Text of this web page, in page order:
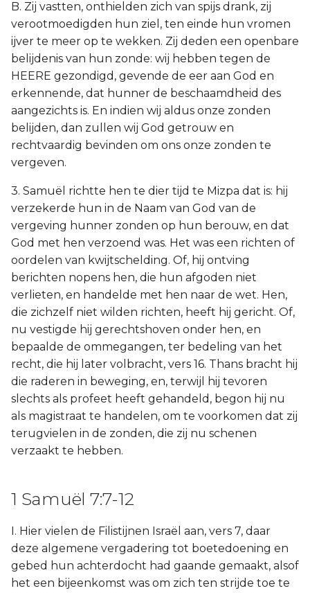
B. Zij vastten, onthielden zich van spijs drank, zij
verootmoedigden hun ziel, ten einde hun vromen
ijver te meer op te wekken. Zij deden een openbare
belijdenis van hun zonde: wij hebben tegen de
HEERE gezondigd, gevende de eer aan God en
erkennende, dat hunner de beschaamdheid des
aangezichts is. En indien wij aldus onze zonden
belijden, dan zullen wij God getrouw en
rechtvaardig bevinden om ons onze zonden te
vergeven.
3. Samuël richtte hen te dier tijd te Mizpa dat is: hij
verzekerde hun in de Naam van God van de
vergeving hunner zonden op hun berouw, en dat
God met hen verzoend was. Het was een richten of
oordelen van kwijtschelding. Of, hij ontving
berichten nopens hen, die hun afgoden niet
verlieten, en handelde met hen naar de wet. Hen,
die zichzelf niet wilden richten, heeft hij gericht. Of,
nu vestigde hij gerechtshoven onder hen, en
bepaalde de ommegangen, ter bedeling van het
recht, die hij later volbracht, vers 16. Thans bracht hij
die raderen in beweging, en, terwijl hij tevoren
slechts als profeet heeft gehandeld, begon hij nu
als magistraat te handelen, om te voorkomen dat zij
terugvielen in de zonden, die zij nu schenen
verzaakt te hebben.
1 Samuël 7:7-12
I. Hier vielen de Filistijnen Israël aan, vers 7, daar
deze algemene vergadering tot boetedoening en
gebed hun achterdocht had gaande gemaakt, alsof
het een bijeenkomst was om zich ten strijde toe te